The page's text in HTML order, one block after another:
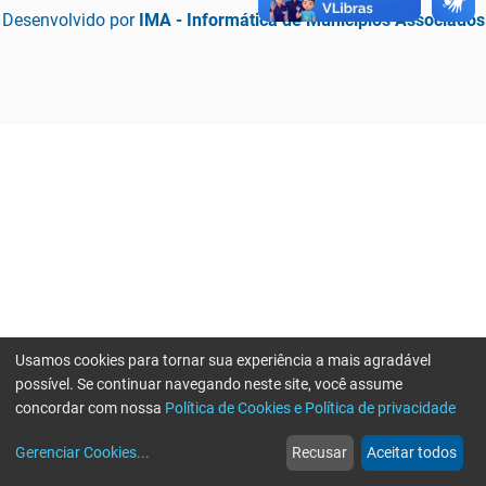
Desenvolvido por IMA - Informática de Municípios Associados
web
Notícias
more_horiz
Mais
Usamos cookies para tornar sua experiência a mais agradável
possível. Se continuar navegando neste site, você assume
concordar com nossa Política de Cookies e Política de privacidade
Gerenciar Cookies... Recusar Aceitar todos
Erro ao enviar informações, por favor tente novamente